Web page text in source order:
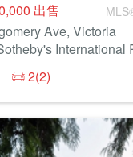
出售
Ave, Victoria
2(2)